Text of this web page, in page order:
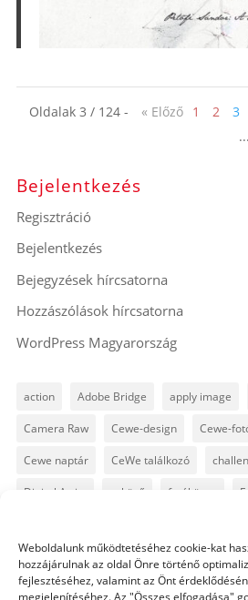
Weboldalunk működtetéséhez cookie-kat
hozzájárulnak az oldal Önre történő
fejlesztéséhez, valamint az Önt
megjelenítéséhez. Az "Összes elfogadása"
Oldalak 3 / 124 - « Előző 1 2 3
...
Bejelentkezés
Regisztráció
Bejelentkezés
Bejegyzések hírcsatorna
Hozzászólások hírcsatorna
WordPress Magyarország
action Adobe Bridge apply image
Camera Raw Cewe-design Cewe-
Cewe naptár CeWe találkozó
Digital Artist esküvő fotókönyv
Levin Lightroom Mintakönyv
Photoshop Photoshop alapok